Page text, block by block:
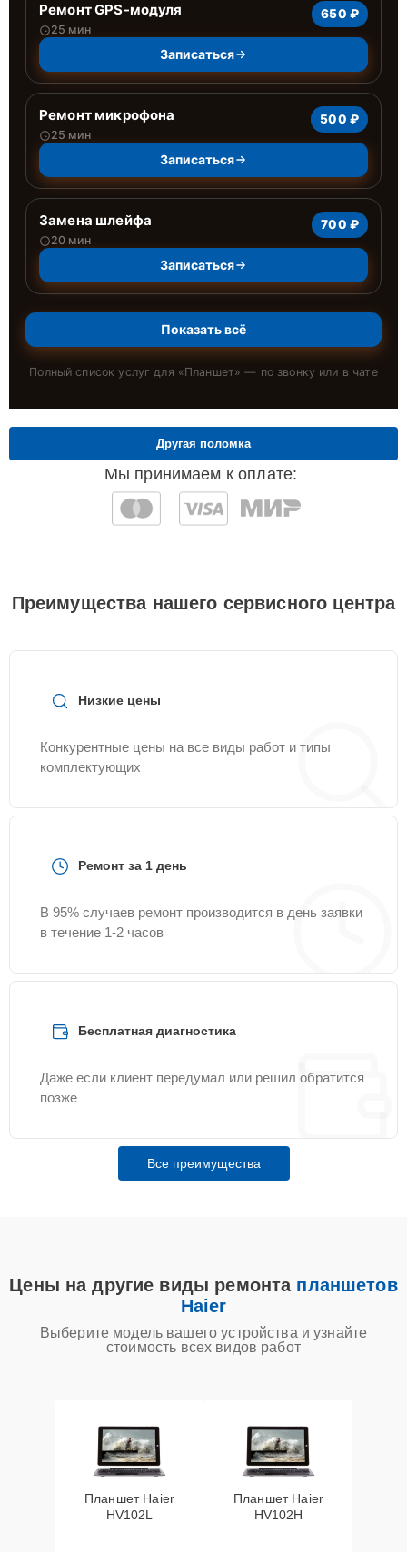
Ремонт GPS-модуля
25 мин
650 ₽
Записаться
Ремонт микрофона
25 мин
500 ₽
Записаться
Замена шлейфа
20 мин
700 ₽
Записаться
Показать всё
Полный список услуг для «Планшет» — по звонку или в чате
Мы принимаем к оплате:
Другая поломка
Преимущества нашего сервисного центра
Низкие цены
Конкурентные цены на все виды работ и типы
комплектующих
Ремонт за 1 день
В 95% случаев ремонт производится в день заявки
в течение 1-2 часов
Бесплатная диагностика
Даже если клиент передумал или решил обратится
позже
Все преимущества
Цены на другие виды ремонта планшетов
Haier
Выберите модель вашего устройства и узнайте
стоимость всех видов работ
Планшет Haier
HV102L
Планшет Haier
HV102H